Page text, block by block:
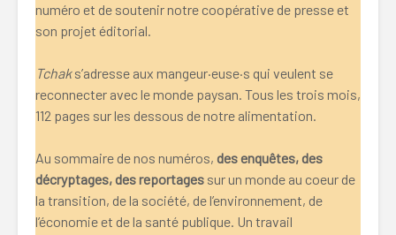
numéro et de soutenir notre coopérative de presse et
son projet éditorial.
Tchaks’adresse aux mangeur·euse·s qui veulent se
reconnecter avec le monde paysan. Tous les trois mois,
112 pages sur les dessous de notre alimentation.
Au sommaire de nos numéros, des enquêtes, des
décryptages, des reportages sur un monde au coeur de
la transition, de la société, de l’environnement, de
l’économie et de la santé publique. Un travail